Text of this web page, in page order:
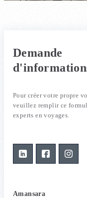
Demande
Pour créer votre propre
veuillez remplir ce
experts en voyages.
Amansara